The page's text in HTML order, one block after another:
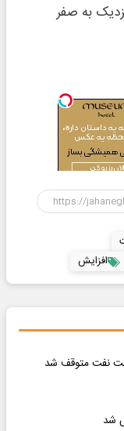
به صفر
افزایش
نفت متوقف شد
شد